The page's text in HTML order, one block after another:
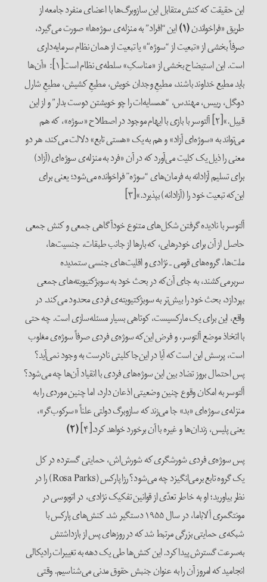
این حقیقت که کنش متقابل این سازوبرگ‌ها با اعضای منفرد جامعه از
طریق «فراخواندن(۱) این “افراد” به منزله‌ی سوژه‌ها» صورت می‌گیرد،
صرفاً بخشی از «تبعیت از “سوژه“» یا تبعیت از همان نظام سرمایه‌داری
است. این استیضاح بخشی از «مناسکِ» سلطه‌ی نظام است[۱]: «آن‌ها
باید مطیع خداوند باشند، مطیعِ وجدان خویش، مطیعِ کشیش، مطیعِ شارل
دو‍‍‍گل، رییس، مهندس، “همسایه‌ات را چو خویشتن دوست بدار” و از این
قبیل.»[۲] آلتوسر با بازی با ایهام موجود در اصطلاح «سوژه»، که هم
می‌تواند به «سوژه‌ا‌ی آزاد» و هم به یک «هستی تابع» دلالت می‌کند، هر دو
معنی را ذیل یک کلیت می‌آورد که در آن «فرد به منزله‌ی سوژه‌ای (آزاد)
برای تسلیم آزادانه به فرمان‌های “سوژه”فراخوانده می‌شود؛ یعنی برای
این‌که تبعیت خود را (آزادانه) بپذیرد.»[۳]
آلتوسر با نادیده گرفتن شکل‌های متنوع خودآگاهی جمعی و کنش جمعی
حاصل از آن برای خودرهایی، که بارها از جانب طبقات، جنسیت‌ها،
ملت‌ها، گروه‌های قومی ـ نژادی و اقلیت‌های جنسی ستمدیده
سربرمی‌کشند، به جای آن‌که در بحث خود به سوبژکتیویته‌های جمعی
بپردازد، بحث خود را بیش‌تر به سوبژکتیویته‌ی فردی محدود می‌کند. در
واقع، این برای یک مارکسیست، کوتاهی بسیار مسئله‌سازی است. چه حتی
با اتخاذ موضع آلتوسر، و فرض این‌که سوژه‌ی فردی صرفاً سوژه‌ی مغلوب
است، پرسش این است که آیا در این‌جا کلیتی نادرست به وجود نمی‌آید؟
پس احتمال بروز تضاد بین این سوژه‌های فردی با انقیاد آن‌ها چه می‌شود؟
آلتوسر به امکان وقوع چنین وضعیتی اذعان دارد، اما چنین موردی را به
منزله‌ی سوژه‌ای «بد» جا می‌زند که سازوبرگ دولتی علناً «سرکوب‌گر»،
یعنی پلیس، زندان‌ها و غیره با آن برخورد خواهد کرد.[۴] (۲)
پس سوژه‌ی فردی شورشگری که شورش‌اش، حمایتی گسترده در کل
یک گروه تابع برمی‌انگیزد چه می‌شود؟ رزا پارکس (Rosa Parks) را در
نظر بیاورید؛ او به خاطر تعدّی از قوانین تفکیک نژادی، در اتوبوسی در
مونتگمری آلاباما، در سال ۱۹۵۵ دستگیر شد. کنش‌های پارکس با
شبکه‌‌ی حمایتی بزرگی مرتبط شد که در روزهای پس از بازداشتش
به‌سرعت گسترش پیدا کرد. این کنش‌ها طی یک دهه به تغییرات رادیکالی
انجامید که امروز آن را به عنوان جنبش حقوق مدنی می‌شناسیم. وقتی